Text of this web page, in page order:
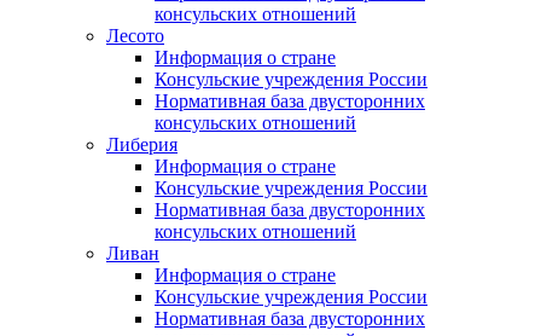
консульских отношений
Лесото
Информация о стране
Консульские учреждения России
Нормативная база двусторонних
консульских отношений
Либерия
Информация о стране
Консульские учреждения России
Нормативная база двусторонних
консульских отношений
Ливан
Информация о стране
Консульские учреждения России
Нормативная база двусторонних